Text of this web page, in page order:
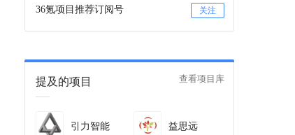
36氪项目推荐订阅号 关注
提及的项目 查看项目库
引力智能 益思远